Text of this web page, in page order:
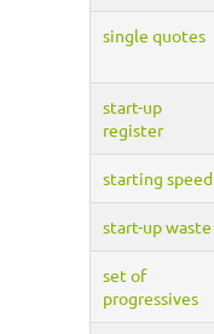
single quotes
start-up
register
starting speed
start-up waste
set of
progressives